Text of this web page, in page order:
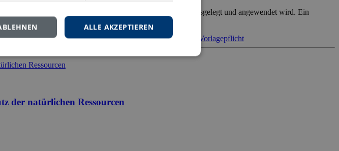
dass das Unionsrecht in allen Mitgliedstaaten einheitlich ausgelegt und angewendet wird. Ein
Gerichte verpflichtet, bei […]
VerfassungsgerichtshofVorabentscheidungsverfahren Vorlagepflicht
der natürlichen Ressourcen
ALLE AKZEPTIEREN